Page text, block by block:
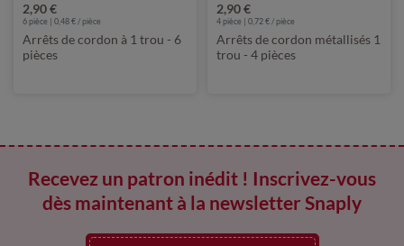
2,90 €
6 pièce | 0,48 € / pièce
Arrêts de cordon à 1 trou - 6
pièces
2,90 €
4 pièce | 0,72 € / pièce
Arrêts de cordon métallisés 1
trou - 4 pièces
Recevez un patron inédit ! Inscrivez-vous
dès maintenant à la newsletter Snaply